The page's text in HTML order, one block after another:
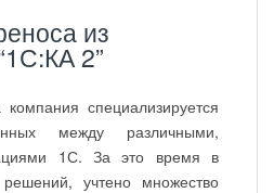
из
2”
специализируется
между различными,
1С. За это время в
учтено множество